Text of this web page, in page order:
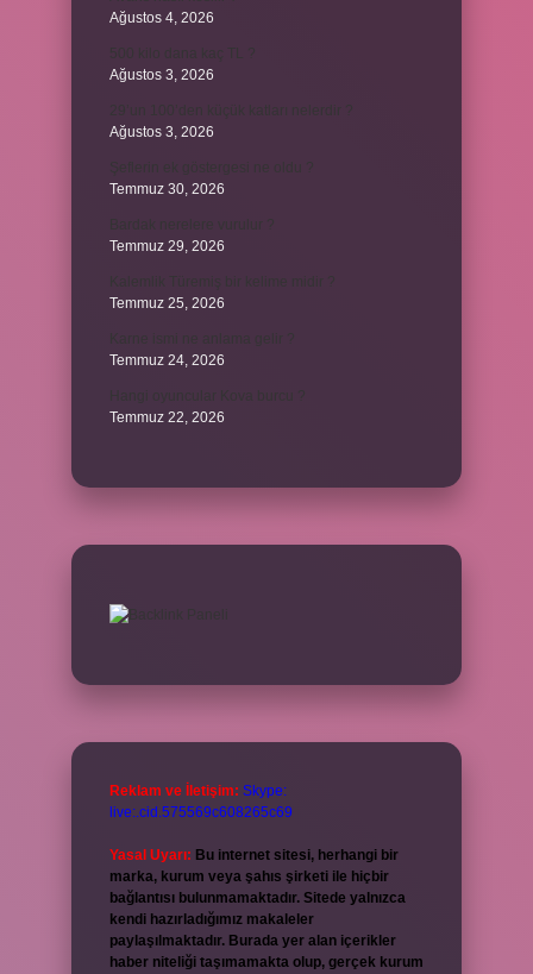
Ağustos 4, 2026
Ağustos 3, 2026
Ağustos 3, 2026
Temmuz 30, 2026
Temmuz 29, 2026
Temmuz 25, 2026
Temmuz 24, 2026
Temmuz 22, 2026
Reklam ve İletişim: Skype:
live:.cid.575569c608265c69
Yasal Uyarı: Bu internet sitesi, herhangi bir
marka, kurum veya şahıs şirketi ile hiçbir
bağlantısı bulunmamaktadır. Sitede yalnızca
kendi hazırladığımız makaleler
paylaşılmaktadır. Burada yer alan içerikler
haber niteliği taşımamakta olup, gerçek kurum